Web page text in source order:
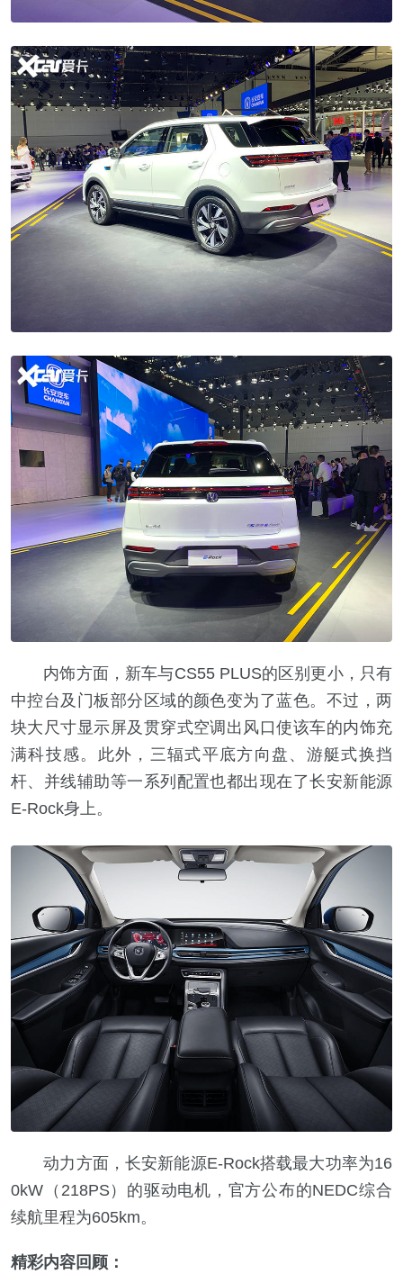
内饰方面，新车与CS55 PLUS的区别更小，只有
中控台及门板部分区域的颜色变为了蓝色。不过，两
块大尺寸显示屏及贯穿式空调出风口使该车的内饰充
满科技感。此外，三辐式平底方向盘、游艇式换挡
杆、并线辅助等一系列配置也都出现在了长安新能源
E-Rock身上。
动力方面，长安新能源E-Rock搭载最大功率为16
0kW（218PS）的驱动电机，官方公布的NEDC综合
续航里程为605km。
精彩内容回顾：